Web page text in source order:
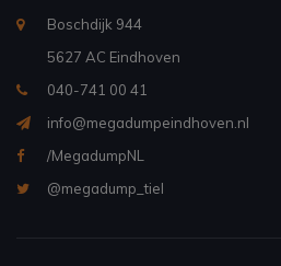
Boschdijk 944
5627 AC Eindhoven
040-741 00 41
info@megadumpeindhoven.nl
/MegadumpNL
@megadump_tiel